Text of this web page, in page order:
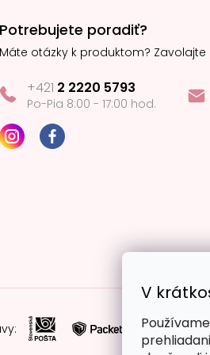
V
Potrebujete poradiť?
Máte otázky k produktom? Zavolajte
+421 2 2220 5793
Po-Pia 8:00 - 17:00 hod.